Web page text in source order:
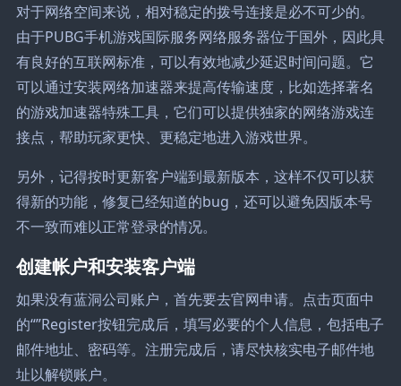
对于网络空间来说，相对稳定的拨号连接是必不可少的。
由于PUBG手机游戏国际服务网络服务器位于国外，因此具
有良好的互联网标准，可以有效地减少延迟时间问题。它
可以通过安装网络加速器来提高传输速度，比如选择著名
的游戏加速器特殊工具，它们可以提供独家的网络游戏连
接点，帮助玩家更快、更稳定地进入游戏世界。
另外，记得按时更新客户端到最新版本，这样不仅可以获
得新的功能，修复已经知道的bug，还可以避免因版本号
不一致而难以正常登录的情况。
创建帐户和安装客户端
如果没有蓝洞公司账户，首先要去官网申请。点击页面中
的“”Register按钮完成后，填写必要的个人信息，包括电子
邮件地址、密码等。注册完成后，请尽快核实电子邮件地
址以解锁账户。